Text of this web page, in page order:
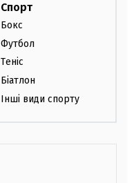
Спорт
Бокс
Футбол
Теніс
Біатлон
Інші види спорту